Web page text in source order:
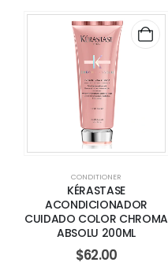
CONDITIONER
KÉRASTASE
ACONDICIONADOR
CUIDADO COLOR CHROMA
ABSOLU 200ML
$62.00